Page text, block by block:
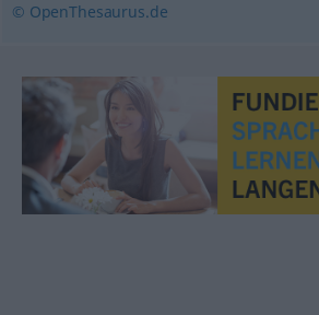
© OpenThesaurus.de